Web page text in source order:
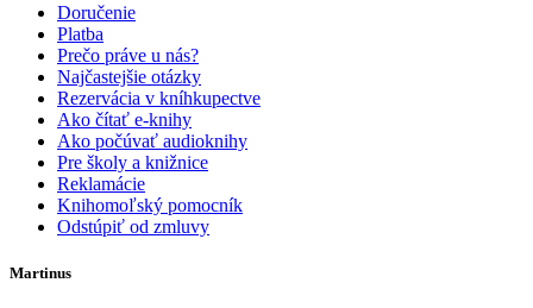
Doručenie
Platba
Prečo práve u nás?
Najčastejšie otázky
Rezervácia v kníhkupectve
Ako čítať e-knihy
Ako počúvať audioknihy
Pre školy a knižnice
Reklamácie
Knihomoľský pomocník
Odstúpiť od zmluvy
Martinus